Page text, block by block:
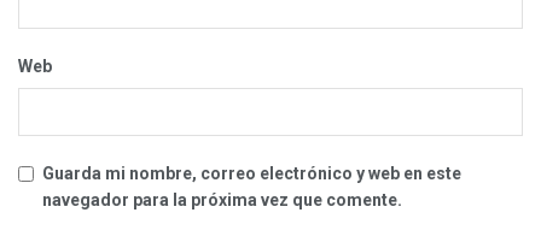
Web
Guarda mi nombre, correo electrónico y web en este
navegador para la próxima vez que comente.